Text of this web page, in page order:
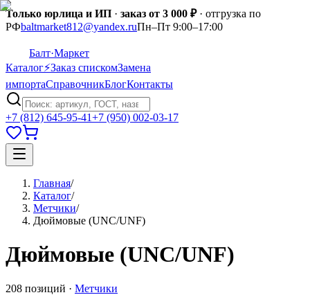
Только юрлица и ИП · заказ от 3 000 ₽· отгрузка по
РФbaltmarket812@yandex.ruПн–Пт 9:00–17:00
Балт·Маркет
Каталог⚡Заказ спискомЗамена
импортаСправочникБлогКонтакты
+7 (812) 645-95-41+7 (950) 002-03-17
Главная/
Каталог/
Метчики/
Дюймовые (UNC/UNF)
Дюймовые (UNC/UNF)
208 позиций · Метчики